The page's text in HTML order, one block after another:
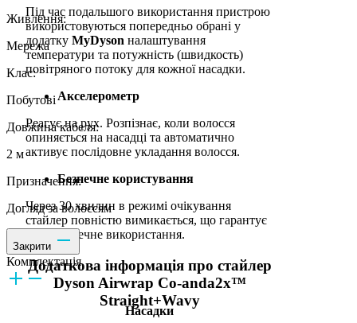
Під час подальшого використання пристрою
використовуються попередньо обрані у
додатку MyDyson налаштування
температури та потужність (швидкость)
повітряного потоку для кожної насадки.
Акселерометр
Реагує на рух. Розпізнає, коли волосся
опиняється на насадці та автоматично
активує послідовне укладання волосся.
Безпечне користування
Через 30 хвилин в режимі очікування
стайлер повністю вимикається, що гарантує
його безпечне використання.
Додаткова інформація про стайлер
Dyson Airwrap Co-anda2x™
Straight+Wavy
Живлення:
Мережа
Клас:
Побутові
Довжина кабеля:
2 м
Призначення:
Догляд за волоссям
Закрити
Комплектація
Насадки